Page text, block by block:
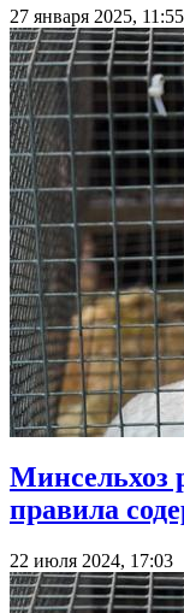
27 января 2025, 11:55
Минсельхоз
правила
22 июля 2024, 17:03